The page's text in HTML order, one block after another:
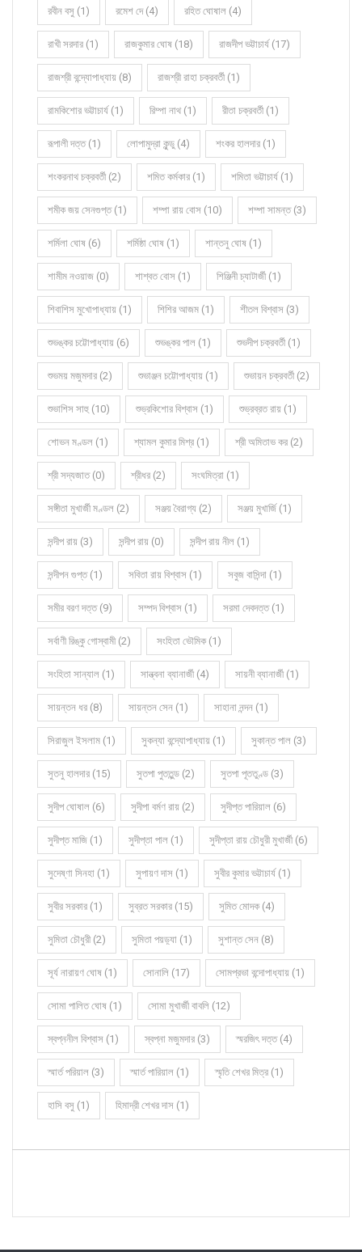
রবীন বসু (1) রমেশ দে (4) রহিত ঘোষাল (4)
রাখী সরদার (1) রাজকুমার ঘোষ (18) রাজদীপ ভট্টাচার্য (17)
রাজশ্রী বন্দ্যোপাধ্যায় (8) রাজশ্রী রাহা চক্রবর্তী (1)
রামকিশোর ভট্টাচার্য (1) রিম্পা নাথ (1) রীতা চক্রবর্তী (1)
রূপালী দত্ত (1) লোপামুদ্রা কুন্ডু (4) শংকর হালদার (1)
শংকরনাথ চক্রবর্তী (2) শমিত কর্মকার (1) শমিতা ভট্টাচার্য (1)
শমীক জয় সেনগুপ্ত (1) শম্পা রায় বোস (10) শম্পা সামন্ত (3)
শর্মিলা ঘোষ (6) শর্মিষ্ঠা ঘোষ (1) শান্তনু ঘোষ (1)
শামীম নওয়াজ (0) শাশ্বত বোস (1) শিঞ্জিনী চ্যাটার্জী (1)
শিবাশিস মুখোপাধ্যায় (1) শিশির আজম (1) শীতল বিশ্বাস (3)
শুভঙ্কর চট্টোপাধ্যায় (6) শুভঙ্কর পাল (1) শুভদীপ চক্রবর্তী (1)
শুভময় মজুমদার (2) শুভাঞ্জন চট্টোপাধ্যায় (1) শুভায়ন চক্রবর্তী (2)
শুভাশিস সাহু (10) শুভ্রকিশোর বিশ্বাস (1) শুভ্রব্রত রায় (1)
শোভন মণ্ডল (1) শ্যামল কুমার মিশ্র (1) শ্রী অমিতাভ কর (2)
শ্রী সদ্যজাত (0) শ্রীধর (2) সংঘমিত্রা (1)
সঙ্গীতা মুখার্জী মণ্ডল (2) সঞ্জয় বৈরাগ্য (2) সঞ্জয় মুখার্জি (1)
সন্দীপ রায় (3) সন্দীপ রায় (0) সন্দীপ রায় নীল (1)
সন্দীপন গুপ্ত (1) সবিতা রায় বিশ্বাস (1) সবুজ বাসিন্দা (1)
সমীর বরণ দত্ত (9) সম্পদ বিশ্বাস (1) সরমা দেবদত্ত (1)
সর্বাণী রিঙ্কু গোস্বামী (2) সংহিতা ভৌমিক (1)
সংহিতা সান্যাল (1) সান্ত্বনা ব্যানার্জী (4) সায়নী ব্যানার্জী (1)
সায়ন্তন ধর (8) সায়ন্তন সেন (1) সাহানা নন্দন (1)
সিরাজুল ইসলাম (1) সুকন্যা বন্দ্যোপাধ্যায় (1) সুকান্ত পাল (3)
সুতনু হালদার (15) সুতপা পুততুন্ড (2) সুতপা পূততুণ্ড (3)
সুদীপ ঘোষাল (6) সুদীপা বর্মণ রায় (2) সুদীপ্ত পারিয়াল (6)
সুদীপ্ত মাজি (1) সুদীপ্তা পাল (1) সুদীপ্তা রায় চৌধুরী মুখার্জী (6)
সুদেষ্ণা সিনহা (1) সুপায়ণ দাস (1) সুবীর কুমার ভট্টাচার্য (1)
সুবীর সরকার (1) সুব্রত সরকার (15) সুমিত মোদক (4)
সুমিতা চৌধুরী (2) সুমিতা পয়ড়্যা (1) সুশান্ত সেন (8)
সূর্য নারায়ণ ঘোষ (1) সোনালি (17) সোমপ্রভা বন্দোপাধ্যায় (1)
সোমা পালিত ঘোষ (1) সোমা মুখার্জী বাবলি (12)
স্বপ্ননীল বিশ্বাস (1) স্বপ্না মজুমদার (3) স্মরজিৎ দত্ত (4)
স্মার্ত পরিয়াল (3) স্মার্ত পারিয়াল (1) স্মৃতি শেখর মিত্র (1)
হাসি বসু (1) হিমাদ্রী শেখর দাস (1)